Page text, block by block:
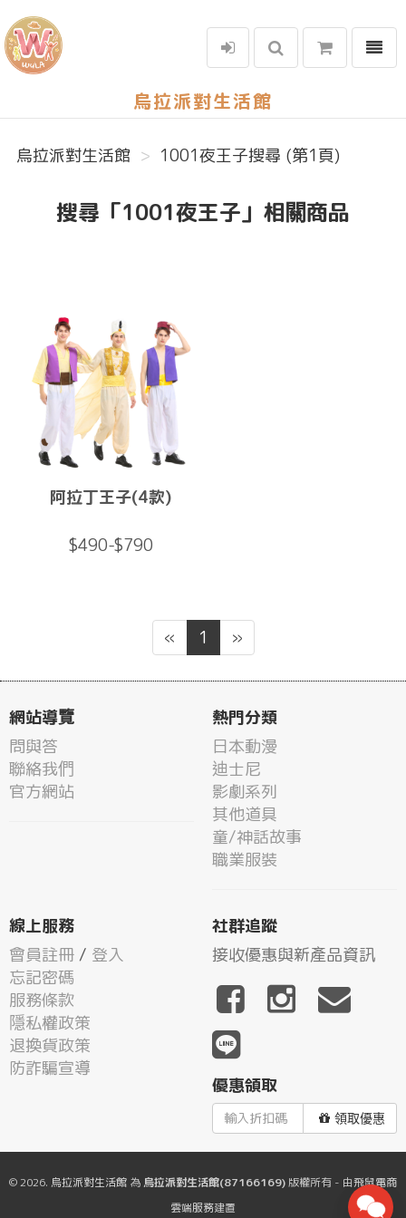
烏拉派對生活館
選單
烏拉派對生活館 1001夜王子搜尋 (第1頁)
搜尋「1001夜王子」相關商品
阿拉丁王子(4款)
$490-$790
« 1 »
網站導覽
問與答
聯絡我們
官方網站
熱門分類
日本動漫
迪士尼
影劇系列
其他道具
童/神話故事
職業服裝
線上服務
會員註冊 / 登入
忘記密碼
服務條款
隱私權政策
退換貨政策
防詐騙宣導
社群追蹤
接收優惠與新產品資訊
優惠領取
領取優惠
© 2026. 烏拉派對生活館 為 烏拉派對生活館(87166169)版權所有 - 由飛鼠電商
雲端服務建置